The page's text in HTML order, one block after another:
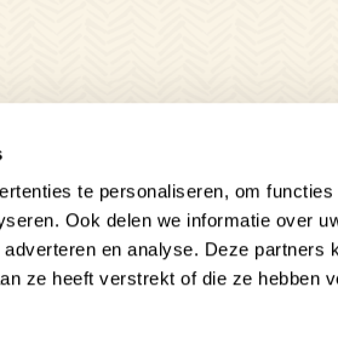
te personaliseren, om
Ook delen we informatie over
en analyse. Deze partners
ze heeft verstrekt of die ze hebben